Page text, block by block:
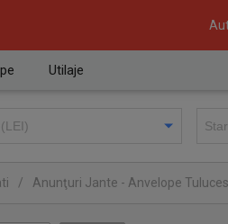
Utilaje
/ Anunţuri Jante - Anvelope